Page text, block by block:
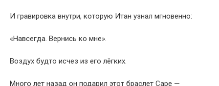
И гравировка внутри, которую Итан узнал мгновенно:
«Навсегда. Вернись ко мне».
Воздух будто исчез из его лёгких.
Много лет назад он подарил этот браслет Саре —